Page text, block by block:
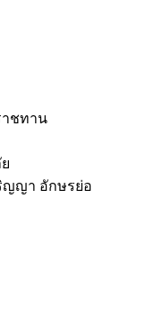
าชทาน
ญญา อักษรย่อ